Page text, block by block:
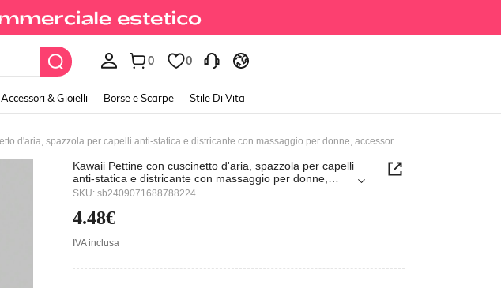
0 0
Accessori & Gioielli Borse e Scarpe Stile Di Vita
Kawaii Pettine con cuscinetto d'aria, spazzola per capelli anti-statica e districante con massaggio per donne, accessori per acconciature di moda
Kawaii Pettine con cuscinetto d'aria, spazzola per capelli
anti-statica e districante con massaggio per donne,
accessori per acconciature di moda
SKU: sb2409071688788224
4.48€
IVA inclusa